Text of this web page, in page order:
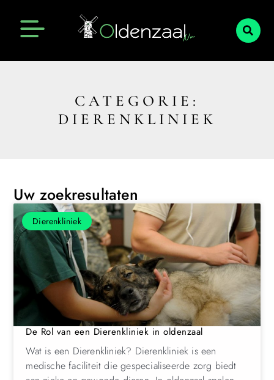
CATEGORIE:
DIERENKLINIEK
Uw zoekresultaten
Dierenkliniek
De Rol van een Dierenkliniek in oldenzaal
Wat is een Dierenkliniek? Dierenkliniek is een
medische faciliteit die gespecialiseerde zorg biedt